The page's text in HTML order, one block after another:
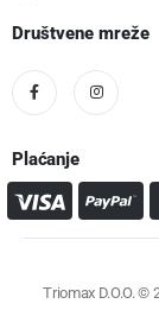
Društvene mreže
Plaćanje
Triomax D.O.O. ©